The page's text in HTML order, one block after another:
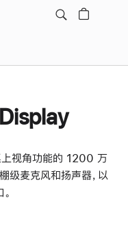
视角功能的 1200 万
麦克风和扬声器，以